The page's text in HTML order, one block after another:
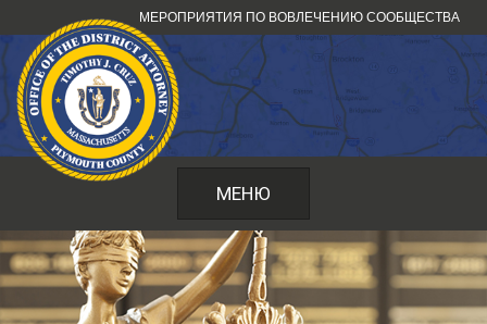
к
содержанию
МЕРОПРИЯТИЯ ПО ВОВЛЕЧЕНИЮ СООБЩЕСТВА
МЕНЮ